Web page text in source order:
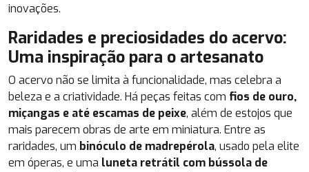
inovações.
Raridades e preciosidades do acervo:
Uma inspiração para o artesanato
O acervo não se limita à funcionalidade, mas celebra a
beleza e a criatividade. Há peças feitas com fios de ouro,
miçangas e até escamas de peixe, além de estojos que
mais parecem obras de arte em miniatura. Entre as
raridades, um binóculo de madrepérola, usado pela elite
em óperas, e uma luneta retrátil com bússola de